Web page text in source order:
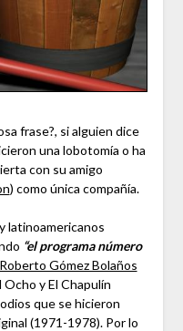
frase?, si alguien dice
una lobotomía o ha
con su amigo
) como única compañía.
latinoamericanos
“el programa número
Roberto Gómez Bolaños
Ocho y El Chapulín
que se hicieron
(1971-1978). Por lo